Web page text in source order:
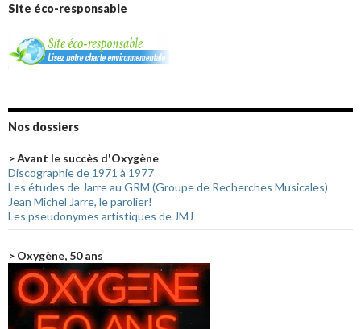
Site éco-responsable
Nos dossiers
> Avant le succès d'Oxygène
Discographie de 1971 à 1977
Les études de Jarre au GRM (Groupe de Recherches Musicales)
Jean Michel Jarre, le parolier!
Les pseudonymes artistiques de JMJ
> Oxygène, 50 ans